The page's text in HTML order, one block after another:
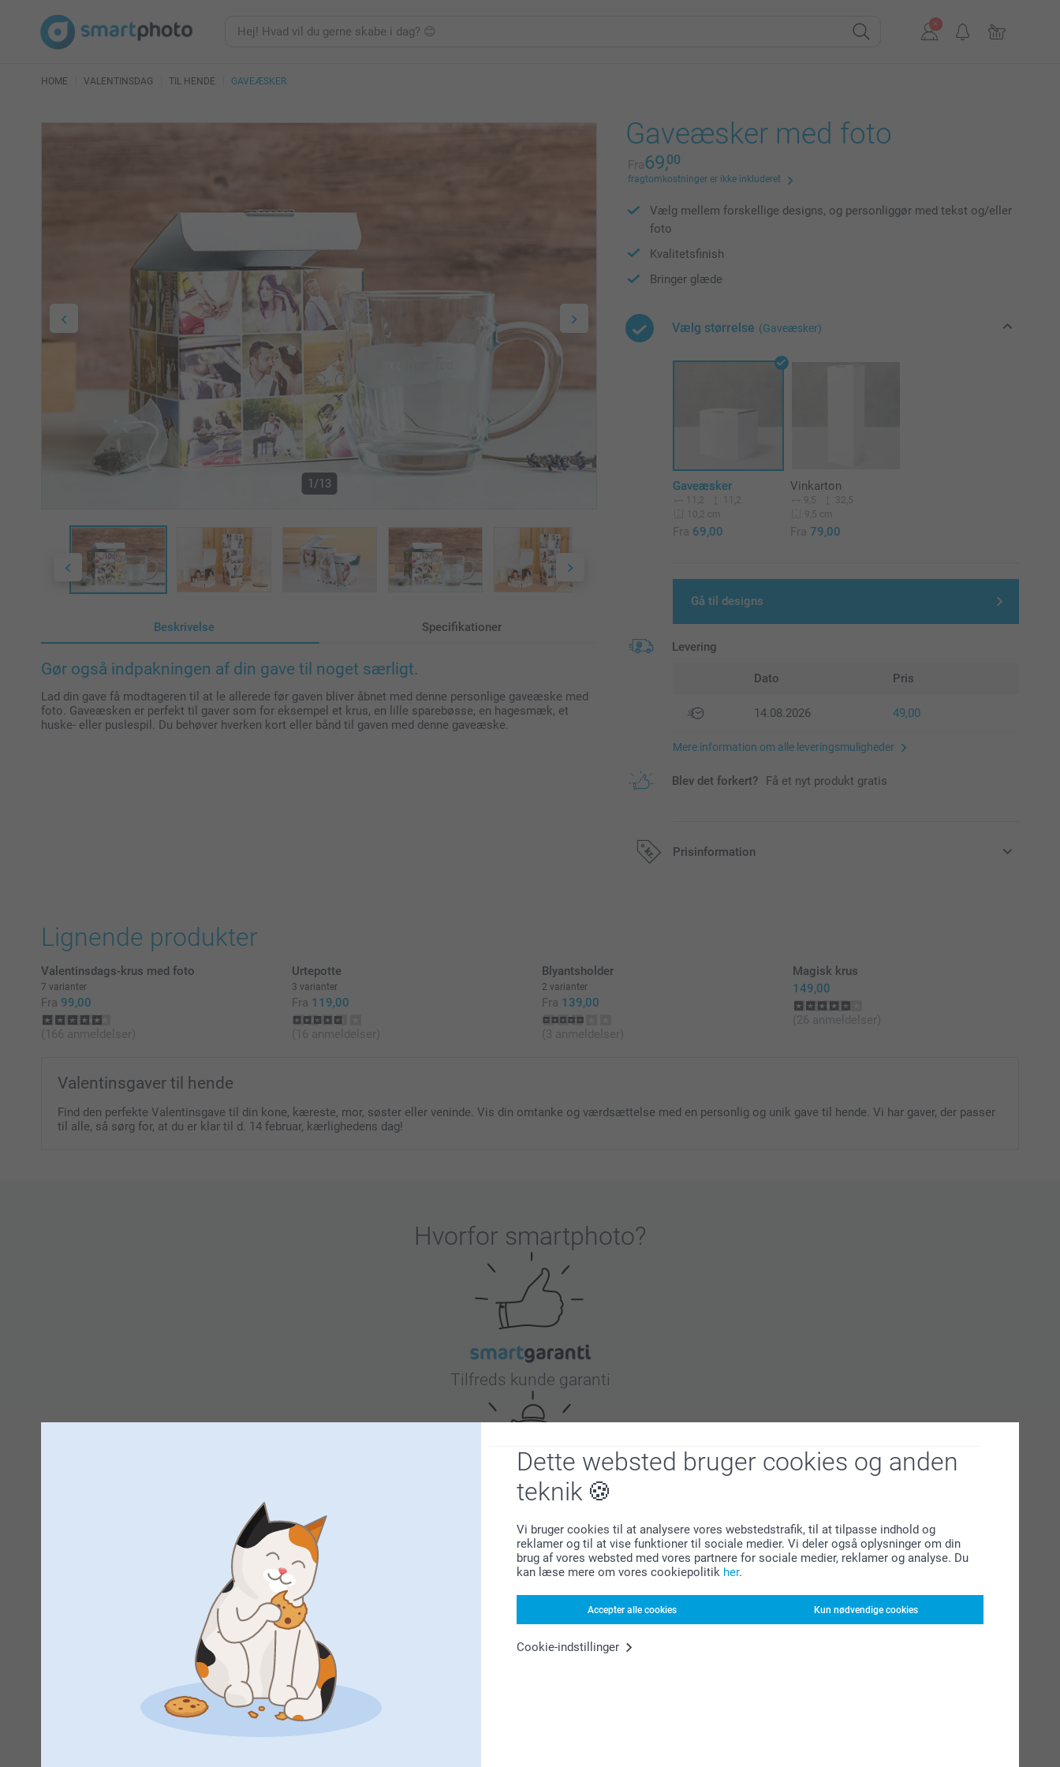
Dette websted bruger cookies og anden
teknik
Vi bruger cookies til at analysere vores webstedstrafik, til at tilpasse indhold og
reklamer og til at vise funktioner til sociale medier. Vi deler også oplysninger om din
brug af vores websted med vores partnere for sociale medier, reklamer og analyse. Du
kan læse mere om vores cookiepolitik her.
Accepter alle cookies Kun nødvendige cookies
Cookie-indstillinger
HOME VALENTINSDAG TIL HENDE GAVEÆSKER
1/13
Beskrivelse Specifikationer
Gør også indpakningen af din gave til noget særligt.
Lad din gave få modtageren til at le allerede før gaven bliver åbnet med denne personlige gaveæske med
foto. Gaveæsken er perfekt til gaver som for eksempel et krus, en lille sparebøsse, en hagesmæk, et
huske- eller puslespil. Du behøver hverken kort eller bånd til gaven med denne gaveæske.
Gaveæsker med foto
Fra69,00
fragtomkostninger er ikke inkluderet
Vælg mellem forskellige designs, og personliggør med tekst og/eller
foto
Kvalitetsfinish
Bringer glæde
Vælg størrelse (Gaveæsker)
Gaveæsker
11,2
11,2
10,2 cm
Fra 69,00
Vinkarton
9,5
32,5
9,5 cm
Fra 79,00
Gå til designs
Levering
Dato Pris
14.08.2026 49,00
Mere information om alle leveringsmuligheder
Blev det forkert? Få et nyt produkt gratis
Prisinformation
Lignende produkter
Valentinsdags-krus med foto
7 varianter
Fra 99,00
(166 anmeldelser)
Urtepotte
3 varianter
Fra 119,00
(16 anmeldelser)
Blyantsholder
2 varianter
Fra 139,00
(3 anmeldelser)
Magisk krus
149,00
(26 anmeldelser)
Valentinsgaver til hende
Find den perfekte Valentinsgave til din kone, kæreste, mor, søster eller veninde. Vis din omtanke og værdsættelse med en personlig og unik gave til hende. Vi har gaver, der passer
til alle, så sørg for, at du er klar til d. 14 februar, kærlighedens dag!
Hvorfor smartphoto?
Tilfreds kunde garanti
Leder du efter inspiration?